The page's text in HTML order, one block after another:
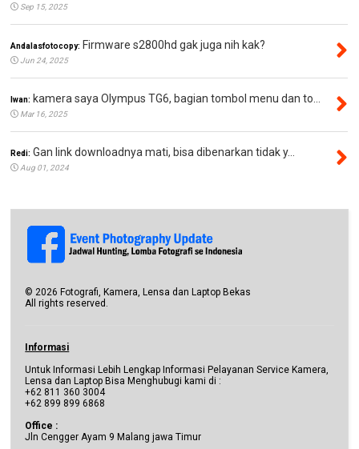
Sep 15, 2025
Andalasfotocopy: Firmware s2800hd gak juga nih kak?
Jun 24, 2025
Iwan: kamera saya Olympus TG6, bagian tombol menu dan to...
Mar 16, 2025
Redi: Gan link downloadnya mati, bisa dibenarkan tidak y...
Aug 01, 2024
©2026 Fotografi, Kamera, Lensa dan Laptop Bekas
All rights reserved.
Informasi
Untuk Informasi Lebih Lengkap Informasi Pelayanan Service Kamera,
Lensa dan Laptop Bisa Menghubugi kami di :
+62 811 360 3004
+62 899 899 6868
Office :
Jln Cengger Ayam 9 Malang jawa Timur